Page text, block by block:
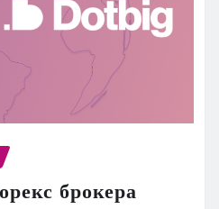
брокера